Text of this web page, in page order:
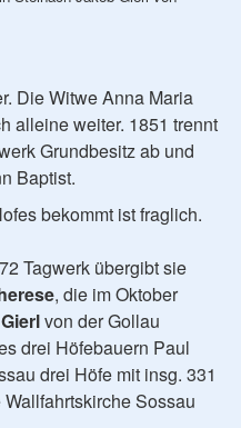
Die Witwe Anna Maria
alleine weiter. 1851 trennt
Grundbesitz ab und
Baptist.
bekommt ist fraglich.
Tagwerk übergibt sie
, die im Oktober
von der Gollau
drei Höfebauern Paul
drei Höfe mit insg. 331
Sossau